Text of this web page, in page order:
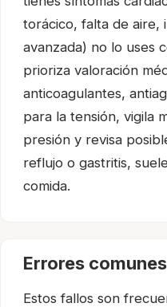
torácico, falta de aire,
avanzada) no lo uses
prioriza valoración
anticoagulantes,
para la tensión, vigila
presión y revisa
reflujo o gastritis,
comida.
Errores comunes
Estos fallos son